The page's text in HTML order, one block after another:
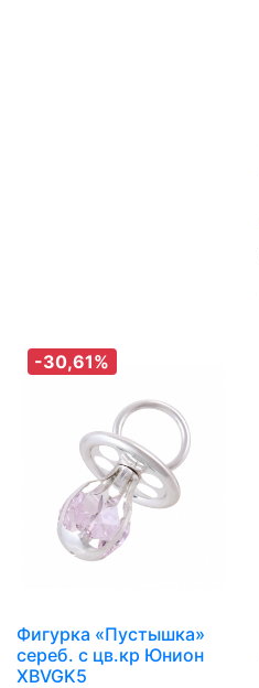
-30,61%
Фигурка «Пустышка»
сереб. с цв.кр Юнион
XBVGK5